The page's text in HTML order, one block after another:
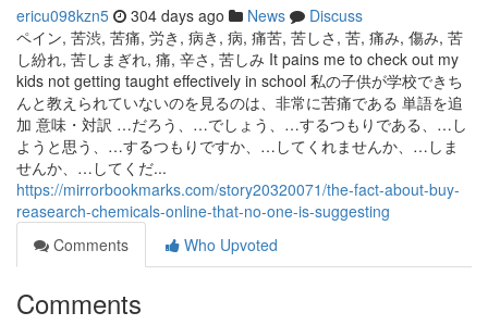
ericu098kzn5 304 days ago News
Discuss
ペイン, 苦渋, 苦痛, 労き, 病き, 病, 痛苦, 苦しさ, 苦, 痛み, 傷み, 苦
し紛れ, 苦しまぎれ, 痛, 辛さ, 苦しみ It pains me to check out my
kids not getting taught effectively in school 私の子供が学校できち
んと教えられていないのを見るのは、非常に苦痛である 単語を追
加 意味・対訳 …だろう、…でしょう、…するつもりである、…し
ようと思う、…するつもりですか、…してくれませんか、…しま
せんか、…してくだ...
https://mirrorbookmarks.com/story20320071/the-fact-about-buy-
reasearch-chemicals-online-that-no-one-is-suggesting
Comments
Who Upvoted
Comments